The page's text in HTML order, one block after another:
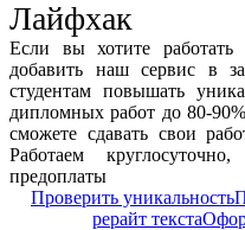
Лайфхак
Если вы хотите
добавить наш сервис в
студентам повышать
дипломных работ до 80-
сможете сдавать свои
Работаем
предоплаты
Проверить уникальность
рерайт текста